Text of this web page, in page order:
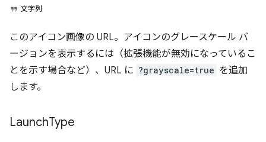
文字列
このアイコン画像の URL。アイコンのグレースケール バ
ージョンを表示するには（拡張機能が無効になっているこ
とを示す場合など）、URL に ?grayscale=true を追加
します。
LaunchType